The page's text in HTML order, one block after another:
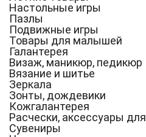
Настольные игры
Пазлы
Подвижные игры
Товары для малышей
Галантерея
Визаж, маникюр, педикюр
Вязание и шитье
Зеркала
Зонты, дождевики
Кожгалантерея
Расчески, аксессуары
Сувениры